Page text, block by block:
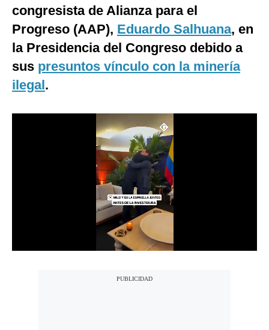
Internacional
Tecnología
Club del Suscriptor
Mix
congresista de Alianza para el
Progreso (AAP), Eduardo Salhuana, en
la Presidencia del Congreso debido a
sus presuntos vínculo con la minería
ilegal.